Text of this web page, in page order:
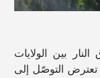
بين الولايات
تعترض التوصّل إلى